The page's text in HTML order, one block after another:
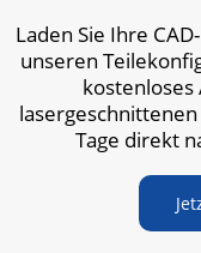
Laden Sie Ihre
unseren
Tage direkt